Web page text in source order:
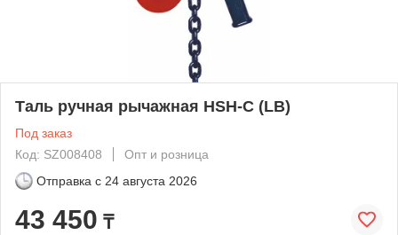
Таль ручная рычажная HSH-C (LB)
Под заказ
Код: SZ008408
Опт и розница
Отправка с 24 августа 2026
43 450 ₸